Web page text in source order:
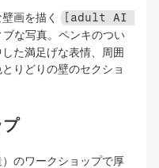
画を描く
[adult AI
な写真。ペンキのつい
た満足げな表情、周囲
りどりの壁のセクショ
のワークショップで厚